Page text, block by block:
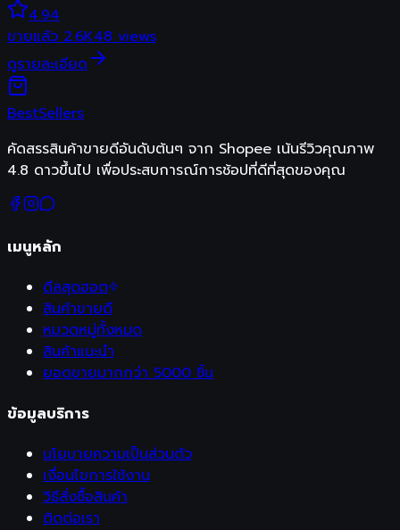
4.94
ขายแล้ว 2.6K48 views
ดูรายละเอียด
BestSellers
คัดสรรสินค้าขายดีอันดับต้นๆ จาก Shopee เน้นรีวิวคุณภาพ
4.8 ดาวขึ้นไป เพื่อประสบการณ์การช้อปที่ดีที่สุดของคุณ
เมนูหลัก
ดีลสุดฮอต
สินค้าขายดี
หมวดหมู่ทั้งหมด
สินค้าแนะนำ
ยอดขายมากกว่า 5000 ชิ้น
ข้อมูลบริการ
นโยบายความเป็นส่วนตัว
เงื่อนไขการใช้งาน
วิธีสั่งซื้อสินค้า
ติดต่อเรา